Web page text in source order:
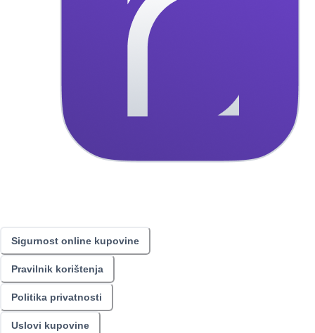
Sigurnost online kupovine
Pravilnik korištenja
Politika privatnosti
Uslovi kupovine